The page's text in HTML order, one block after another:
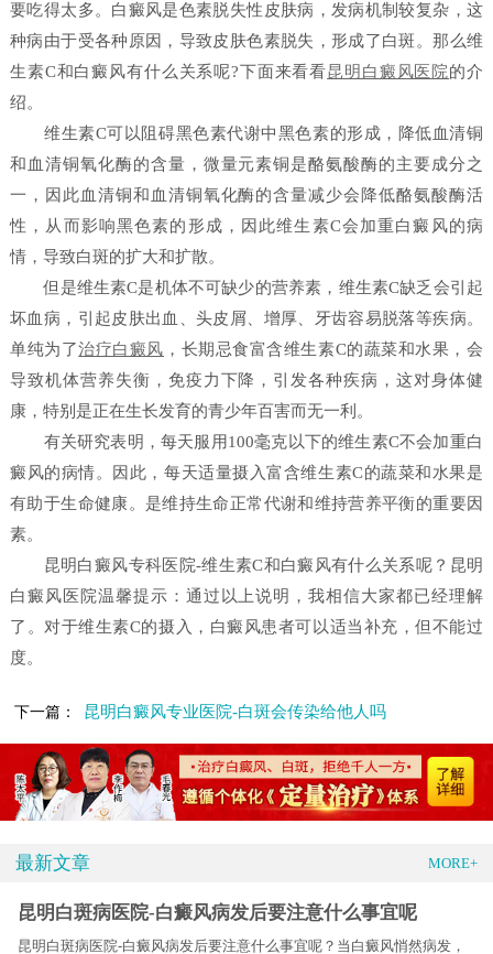
要吃得太多。白癜风是色素脱失性皮肤病，发病机制较复杂，这
种病由于受各种原因，导致皮肤色素脱失，形成了白斑。那么维
生素C和白癜风有什么关系呢?下面来看看昆明白癜风医院的介
绍。
维生素C可以阻碍黑色素代谢中黑色素的形成，降低血清铜
和血清铜氧化酶的含量，微量元素铜是酪氨酸酶的主要成分之
一，因此血清铜和血清铜氧化酶的含量减少会降低酪氨酸酶活
性，从而影响黑色素的形成，因此维生素C会加重白癜风的病
情，导致白斑的扩大和扩散。
但是维生素C是机体不可缺少的营养素，维生素C缺乏会引起
坏血病，引起皮肤出血、头皮屑、增厚、牙齿容易脱落等疾病。
单纯为了治疗白癜风 ，长期忌食富含维生素C的蔬菜和水果，会
导致机体营养失衡，免疫力下降，引发各种疾病，这对身体健
康，特别是正在生长发育的青少年百害而无一利。
有关研究表明，每天服用100毫克以下的维生素C不会加重白
癜风的病情。因此，每天适量摄入富含维生素C的蔬菜和水果是
有助于生命健康。是维持生命正常代谢和维持营养平衡的重要因
素。
昆明白癜风专科医院-维生素C和白癜风有什么关系呢？昆明
白癜风医院温馨提示：通过以上说明，我相信大家都已经理解
了。对于维生素C的摄入，白癜风患者可以适当补充，但不能过
度。
下一篇： 昆明白癜风专业医院-白斑会传染给他人吗
最新文章 MORE+
昆明白斑病医院-白癜风病发后要注意什么事宜呢
昆明白斑病医院-白癜风病发后要注意什么事宜呢？当白癜风悄然病发，